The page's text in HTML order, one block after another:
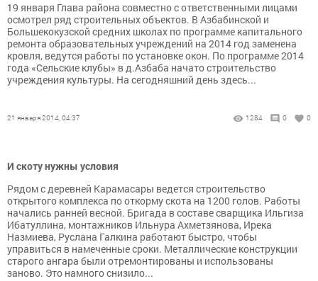
19 января Глава района совместно с ответственными лицами
осмотрел ряд строительных объектов. В Азбабинской и
Большекокузской средних школах по программе капитального
ремонта образовательных учреждений на 2014 год заменена
кровля, ведутся работы по установке окон. По программе 2014
года «Сельские клубы» в д.Азбаба начато строительство
учреждения культуры. На сегодняшний день здесь...
21 января 2014, 04:37 1284 0 0
И скоту нужны условия
Рядом с деревней Карамасары ведется строительство
открытого комплекса по откорму скота на 1200 голов. Работы
начались ранней весной. Бригада в составе сварщика Ильгиза
Ибатуллина, монтажников Ильнура Ахметзянова, Ирека
Назмиева, Руслана Галкина работают быстро, чтобы
управиться в намеченные сроки. Металлические конструкции
старого ангара были отремонтированы и использованы
заново. Это намного снизило...